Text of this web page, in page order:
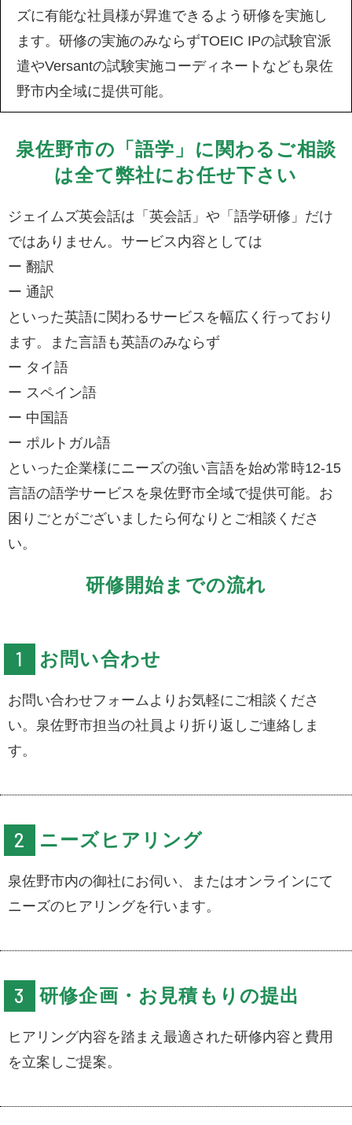
ズに有能な社員様が昇進できるよう研修を実施し
ます。研修の実施のみならずTOEIC IPの試験官派
遣やVersantの試験実施コーディネートなども泉佐
野市内全域に提供可能。
泉佐野市の「語学」に関わるご相談
は全て弊社にお任せ下さい
ジェイムズ英会話は「英会話」や「語学研修」だけ
ではありません。サービス内容としては
ー 翻訳
ー 通訳
といった英語に関わるサービスを幅広く行っており
ます。また言語も英語のみならず
ー タイ語
ー スペイン語
ー 中国語
ー ポルトガル語
といった企業様にニーズの強い言語を始め常時12-15
言語の語学サービスを泉佐野市全域で提供可能。お
困りごとがございましたら何なりとご相談くださ
い。
研修開始までの流れ
お問い合わせ
お問い合わせフォームよりお気軽にご相談くださ
い。泉佐野市担当の社員より折り返しご連絡しま
す。
ニーズヒアリング
泉佐野市内の御社にお伺い、またはオンラインにて
ニーズのヒアリングを行います。
研修企画・お見積もりの提出
ヒアリング内容を踏まえ最適された研修内容と費用
を立案しご提案。